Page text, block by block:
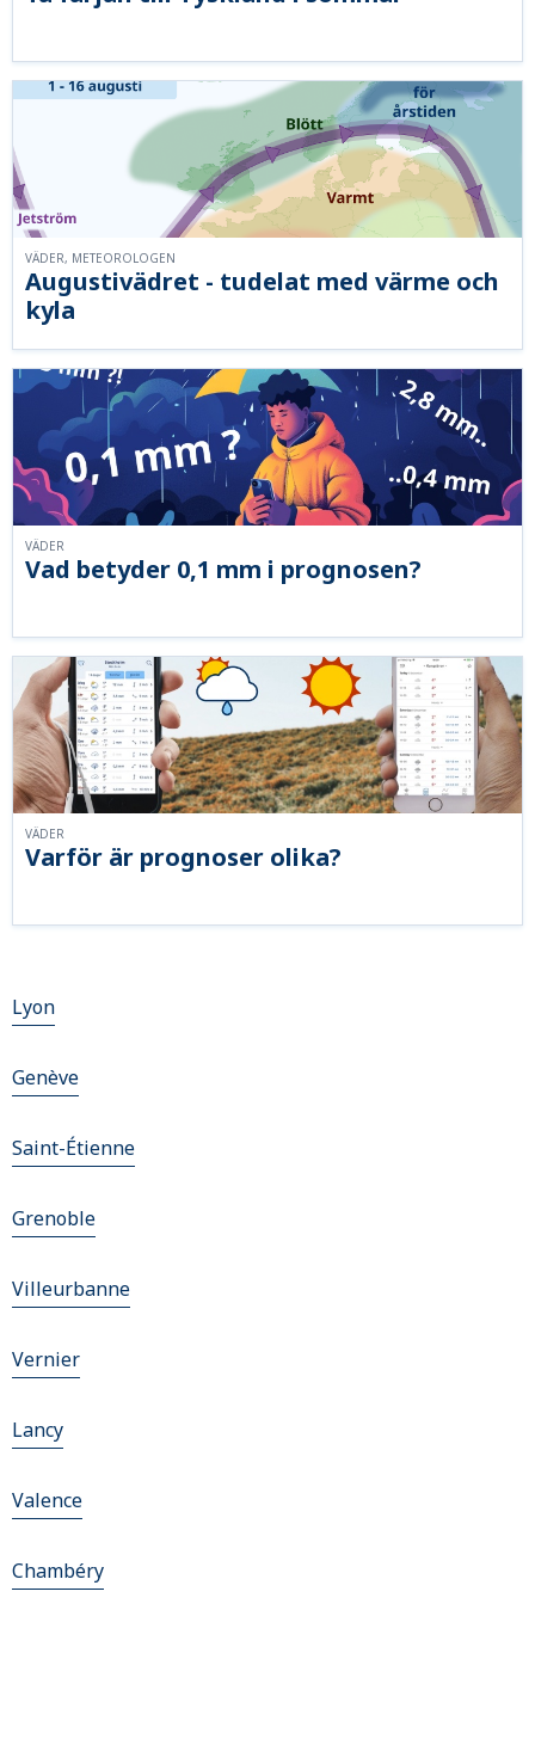
Augustivädret - tudelat med värme och
kyla
VÄDER, METEOROLOGEN
Vad betyder 0,1 mm i prognosen?
VÄDER
Varför är prognoser olika?
VÄDER
Lyon
Genève
Saint-Étienne
Grenoble
Villeurbanne
Vernier
Lancy
Valence
Chambéry